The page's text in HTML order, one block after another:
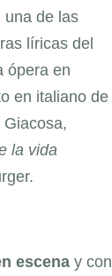
una de las
líricas del
ópera en
en italiano de
la vida
escena y con